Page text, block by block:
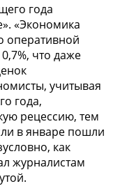
года
«Экономика
оперативной
что даже
учитывая
года,
рецессию, тем
в январе пошли
как
журналистам